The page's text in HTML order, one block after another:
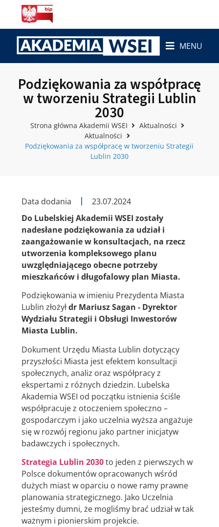
MENU
Podziękowania za współpracę
w tworzeniu Strategii Lublin
2030
Strona główna Akademii WSEI
Aktualności
Aktualności
Podziękowania za współpracę w tworzeniu Strategii
Lublin 2030
Data dodania
23.07.2024
Do Lubelskiej Akademii WSEI zostały
nadesłane podziękowania za udział i
zaangażowanie w konsultacjach, na rzecz
utworzenia kompleksowego planu
uwzględniającego obecne potrzeby
mieszkańców i długofalowy plan Miasta.
Podziękowania w imieniu Prezydenta Miasta
Lublin złożyłdr Mariusz Sagan - Dyrektor
Wydziału Strategii i Obsługi Inwestorów
Miasta Lublin.
Dokument Urzędu Miasta Lublin dotyczący
przyszłości Miasta jest efektem konsultacji
społecznych, analiz oraz współpracy z
ekspertami z różnych dziedzin. Lubelska
Akademia WSEI od początku istnienia ściśle
współpracuje z otoczeniem społeczno –
gospodarczym i jako uczelnia wyższa angażuje
się w rozwój regionu jako partner inicjatyw
badawczych i społecznych.
Strategia Lublin 2030 to jeden z pierwszych w
Polsce dokumentów opracowanych wśród
dużych miast w oparciu o nowe ramy prawne
planowania strategicznego. Jako Uczelnia
jesteśmy dumni, że mogliśmy brać udział w tak
ważnym i pionierskim projekcie.